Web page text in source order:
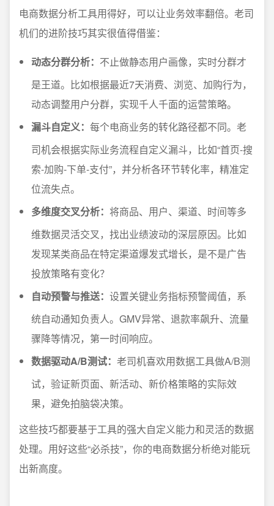
电商数据分析工具用得好，可以让业务效率翻倍。老司
机们的进阶技巧其实很值得借鉴：
动态分群分析： 不止做静态用户画像，实时分群才
是王道。比如根据最近7天消费、浏览、加购行为，
动态调整用户分群，实现千人千面的运营策略。
漏斗自定义： 每个电商业务的转化路径都不同。老
司机会根据实际业务流程自定义漏斗，比如“首页-搜
索-加购-下单-支付”，并分析各环节转化率，精准定
位流失点。
多维度交叉分析： 将商品、用户、渠道、时间等多
维数据灵活交叉，找出业绩波动的深层原因。比如
发现某类商品在特定渠道爆发式增长，是不是广告
投放策略有变化？
自动预警与推送： 设置关键业务指标预警阈值，系
统自动通知负责人。GMV异常、退款率飙升、流量
骤降等情况，第一时间响应。
数据驱动A/B测试： 老司机喜欢用数据工具做A/B测
试，验证新页面、新活动、新价格策略的实际效
果，避免拍脑袋决策。
这些技巧都要基于工具的强大自定义能力和灵活的数据
处理。用好这些“必杀技”，你的电商数据分析绝对能玩
出新高度。